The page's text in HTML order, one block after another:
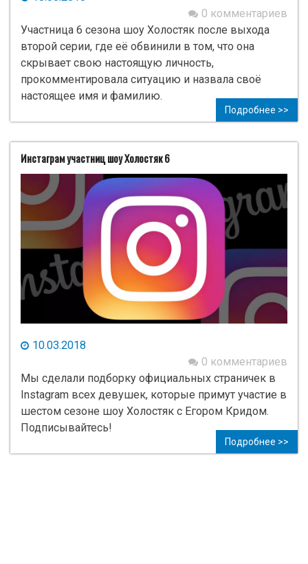
0 комментариев
Участница 6 сезона шоу Холостяк после выхода
второй серии, где её обвинили в том, что она
скрывает свою настоящую личность,
прокомментировала ситуацию и назвала своё
настоящее имя и фамилию.
Подробнее >>
Инстаграм участниц шоу Холостяк 6
10.03.2018
0 комментариев
Мы сделали подборку официальных страничек в
Instagram всех девушек, которые примут участие в
шестом сезоне шоу Холостяк с Егором Кридом.
Подписывайтесь!
Подробнее >>